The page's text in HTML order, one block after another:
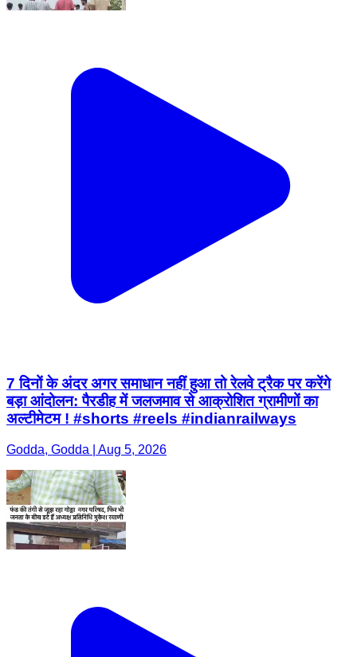
7 दिनों के अंदर अगर समाधान नहीं हुआ तो रेलवे ट्रैक पर करेंगे
बड़ा आंदोलन: पैरडीह में जलजमाव से आक्रोशित ग्रामीणों का
अल्टीमेटम ! #shorts #reels #indianrailways
Godda, Godda | Aug 5, 2026